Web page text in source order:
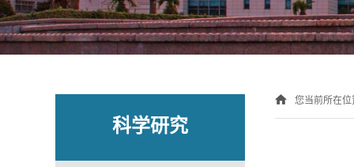
科学研究
您当前所在